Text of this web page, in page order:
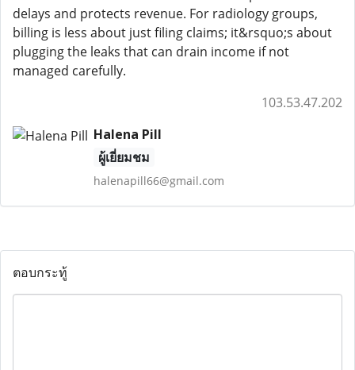
delays and protects revenue. For radiology groups,
billing is less about just filing claims; it&rsquo;s about
plugging the leaks that can drain income if not
managed carefully.
103.53.47.202
Halena Pill
ผู้เยี่ยมชม
halenapill66@gmail.com
ตอบกระทู้